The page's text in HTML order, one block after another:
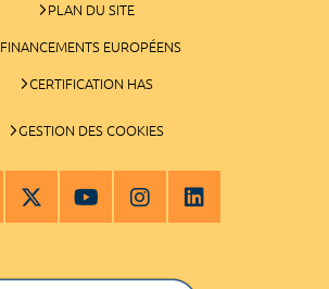
PLAN DU SITE
FINANCEMENTS EUROPÉENS
CERTIFICATION HAS
GESTION DES COOKIES